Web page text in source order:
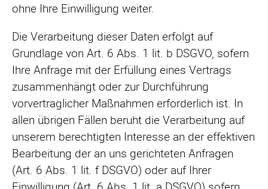
ohne Ihre Einwilligung weiter.
Die Verarbeitung dieser Daten erfolgt auf
Grundlage von Art. 6 Abs. 1 lit. b DSGVO, sofern
Ihre Anfrage mit der Erfüllung eines Vertrags
zusammenhängt oder zur Durchführung
vorvertraglicher Maßnahmen erforderlich ist. In
allen übrigen Fällen beruht die Verarbeitung auf
unserem berechtigten Interesse an der effektiven
Bearbeitung der an uns gerichteten Anfragen
(Art. 6 Abs. 1 lit. f DSGVO) oder auf Ihrer